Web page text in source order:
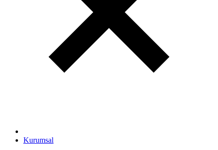
Kurumsal